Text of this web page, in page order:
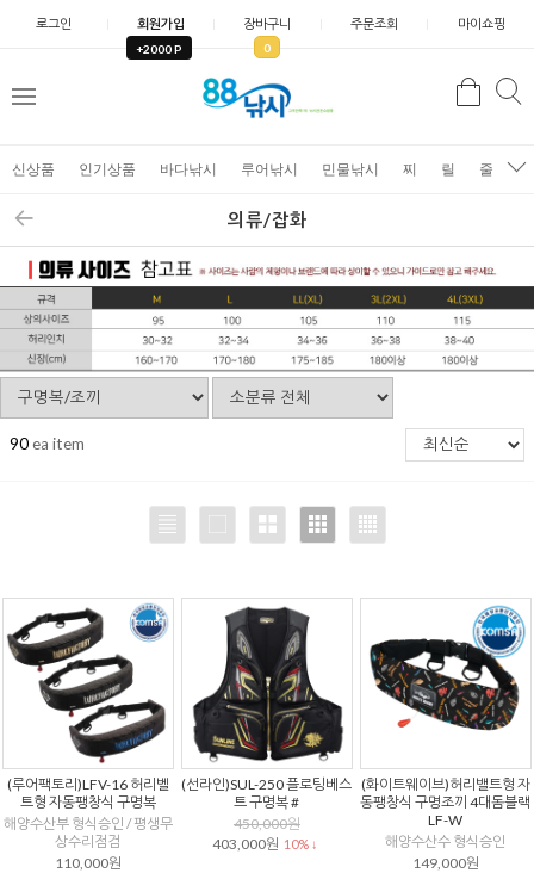
로그인 회원가입
+2000 P
장바구니
0
주문조회 마이쇼핑
검
신상품 인기상품 바다낚시 루어낚시 민물낚시 찌 릴 줄
의류/잡화
90ea item
(루어팩토리)LFV-16 허리벨
트형 자동팽창식 구명복
해양수산부 형식승인 / 평생무
상수리점검
110,000원
(선라인)SUL-250 플로팅베스
트 구명복 #
450,000원
403,000원 10% ↓
(화이트웨이브)허리밸트형 자
동팽창식 구명조끼 4대돔블랙
LF-W
해양수산수 형식승인
149,000원